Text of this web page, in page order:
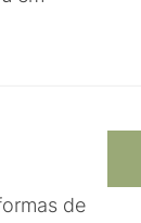
de